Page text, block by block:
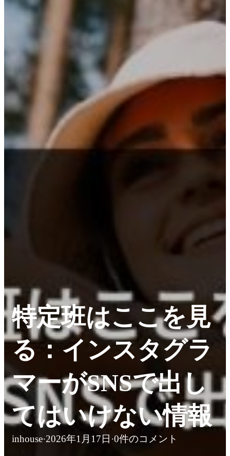
特定班はここを見
る：インスタグラ
マーがSNSで出し
てはいけない情報
inhouse·2026年1月17日 ·0件のコメント